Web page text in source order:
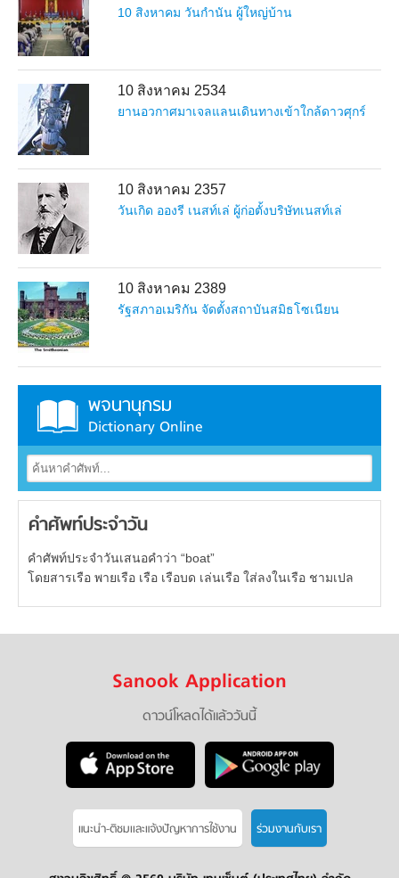
10 สิงหาคม วันกำนัน ผู้ใหญ่บ้าน
10 สิงหาคม 2534
ยานอวกาศมาเจลแลนเดินทางเข้าใกล้ดาวศุกร์
10 สิงหาคม 2357
วันเกิด อองรี เนสท์เล่ ผู้ก่อตั้งบริษัทเนสท์เล่
10 สิงหาคม 2389
รัฐสภาอเมริกัน จัดตั้งสถาบันสมิธโซเนียน
พจนานุกรม
Dictionary Online
คำศัพท์ประจำวัน
คำศัพท์ประจำวันเสนอคำว่า “boat”
โดยสารเรือ พายเรือ เรือ เรือบด เล่นเรือ ใส่ลงในเรือ ชามเปล
Sanook Application
ดาวน์โหลดได้แล้ววันนี้
แนะนำ-ติชมเเละแจ้งปัญหาการใช้งาน ร่วมงานกับเรา